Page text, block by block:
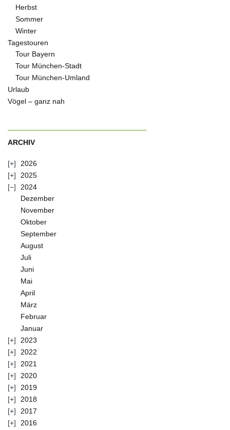
Herbst
Sommer
Winter
Tagestouren
Tour Bayern
Tour München-Stadt
Tour München-Umland
Urlaub
Vögel – ganz nah
ARCHIV
2026
2025
2024
Dezember
November
Oktober
September
August
Juli
Juni
Mai
April
März
Februar
Januar
2023
2022
2021
2020
2019
2018
2017
2016